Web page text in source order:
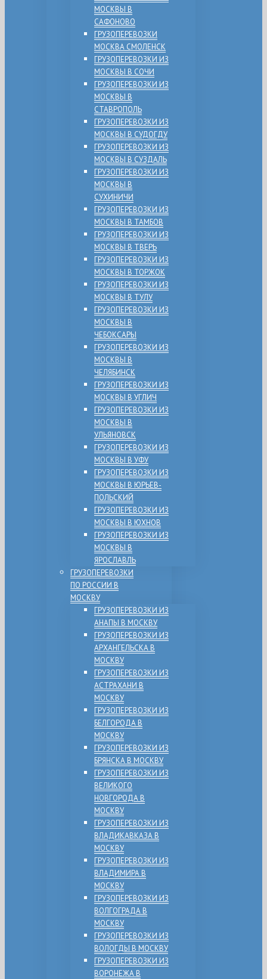
МОСКВЫ В
САФОНОВО
ГРУЗОПЕРЕВОЗКИ
МОСКВА СМОЛЕНСК
ГРУЗОПЕРЕВОЗКИ ИЗ
МОСКВЫ В СОЧИ
ГРУЗОПЕРЕВОЗКИ ИЗ
МОСКВЫ В
СТАВРОПОЛЬ
ГРУЗОПЕРЕВОЗКИ ИЗ
МОСКВЫ В СУДОГДУ
ГРУЗОПЕРЕВОЗКИ ИЗ
МОСКВЫ В СУЗДАЛЬ
ГРУЗОПЕРЕВОЗКИ ИЗ
МОСКВЫ В
СУХИНИЧИ
ГРУЗОПЕРЕВОЗКИ ИЗ
МОСКВЫ В ТАМБОВ
ГРУЗОПЕРЕВОЗКИ ИЗ
МОСКВЫ В ТВЕРЬ
ГРУЗОПЕРЕВОЗКИ ИЗ
МОСКВЫ В ТОРЖОК
ГРУЗОПЕРЕВОЗКИ ИЗ
МОСКВЫ В ТУЛУ
ГРУЗОПЕРЕВОЗКИ ИЗ
МОСКВЫ В
ЧЕБОКСАРЫ
ГРУЗОПЕРЕВОЗКИ ИЗ
МОСКВЫ В
ЧЕЛЯБИНСК
ГРУЗОПЕРЕВОЗКИ ИЗ
МОСКВЫ В УГЛИЧ
ГРУЗОПЕРЕВОЗКИ ИЗ
МОСКВЫ В
УЛЬЯНОВСК
ГРУЗОПЕРЕВОЗКИ ИЗ
МОСКВЫ В УФУ
ГРУЗОПЕРЕВОЗКИ ИЗ
МОСКВЫ В ЮРЬЕВ-
ПОЛЬСКИЙ
ГРУЗОПЕРЕВОЗКИ ИЗ
МОСКВЫ В ЮХНОВ
ГРУЗОПЕРЕВОЗКИ ИЗ
МОСКВЫ В
ЯРОСЛАВЛЬ
ГРУЗОПЕРЕВОЗКИ
ПО РОССИИ В
МОСКВУ
ГРУЗОПЕРЕВОЗКИ ИЗ
АНАПЫ В МОСКВУ
ГРУЗОПЕРЕВОЗКИ ИЗ
АРХАНГЕЛЬСКА В
МОСКВУ
ГРУЗОПЕРЕВОЗКИ ИЗ
АСТРАХАНИ В
МОСКВУ
ГРУЗОПЕРЕВОЗКИ ИЗ
БЕЛГОРОДА В
МОСКВУ
ГРУЗОПЕРЕВОЗКИ ИЗ
БРЯНСКА В МОСКВУ
ГРУЗОПЕРЕВОЗКИ ИЗ
ВЕЛИКОГО
НОВГОРОДА В
МОСКВУ
ГРУЗОПЕРЕВОЗКИ ИЗ
ВЛАДИКАВКАЗА В
МОСКВУ
ГРУЗОПЕРЕВОЗКИ ИЗ
ВЛАДИМИРА В
МОСКВУ
ГРУЗОПЕРЕВОЗКИ ИЗ
ВОЛГОГРАДА В
МОСКВУ
ГРУЗОПЕРЕВОЗКИ ИЗ
ВОЛОГДЫ В МОСКВУ
ГРУЗОПЕРЕВОЗКИ ИЗ
ВОРОНЕЖА В